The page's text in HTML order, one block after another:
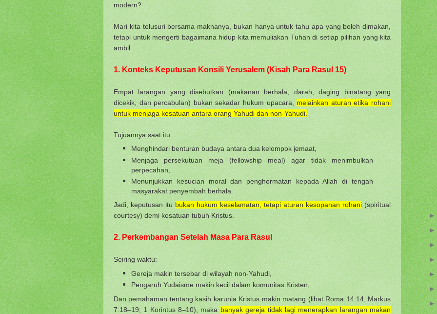
modern?
Mari kita telusuri bersama maknanya, bukan hanya untuk tahu apa yang boleh dimakan,
tetapi untuk mengerti bagaimana hidup kita memuliakan Tuhan di setiap pilihan yang kita
ambil.
1. Konteks Keputusan Konsili Yerusalem (Kisah Para Rasul 15)
Empat larangan yang disebutkan (makanan berhala, darah, daging binatang yang
dicekik, dan percabulan) bukan sekadar hukum upacara, melainkan aturan etika rohani
untuk menjaga kesatuan antara orang Yahudi dan non-Yahudi.
Tujuannya saat itu:
Menghindari benturan budaya antara dua kelompok jemaat,
Menjaga persekutuan meja (fellowship meal) agar tidak menimbulkan
perpecahan,
Menunjukkan kesucian moral dan penghormatan kepada Allah di tengah
masyarakat penyembah berhala.
Jadi, keputusan itu bukan hukum keselamatan, tetapi aturan kesopanan rohani (spiritual
courtesy) demi kesatuan tubuh Kristus.
2. Perkembangan Setelah Masa Para Rasul
Seiring waktu:
Gereja makin tersebar di wilayah non-Yahudi,
Pengaruh Yudaisme makin kecil dalam komunitas Kristen,
Dan pemahaman tentang kasih karunia Kristus makin matang (lihat Roma 14:14; Markus
7:18–19; 1 Korintus 8–10), maka banyak gereja tidak lagi menerapkan larangan makan